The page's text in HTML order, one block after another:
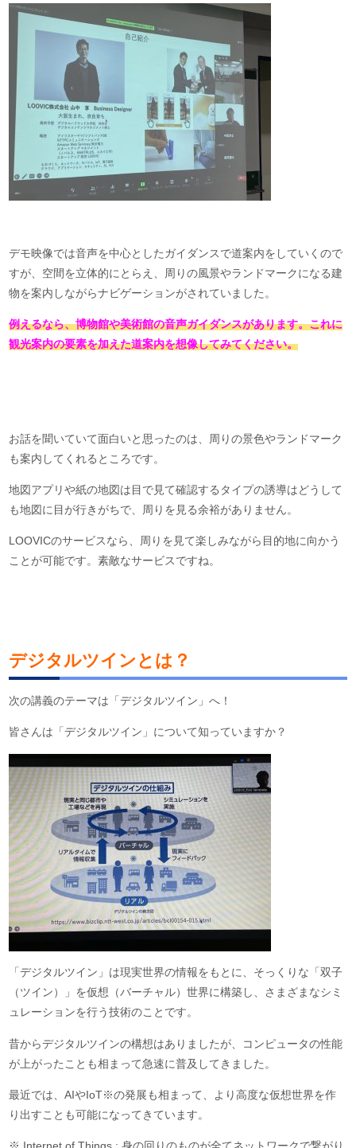
デモ映像では音声を中心としたガイダンスで道案内をしていくので
すが、空間を立体的にとらえ、周りの風景やランドマークになる建
物を案内しながらナビゲーションがされていました。
例えるなら、博物館や美術館の音声ガイダンスがあります。これに
観光案内の要素を加えた道案内を想像してみてください。
お話を聞いていて面白いと思ったのは、周りの景色やランドマーク
も案内してくれるところです。
地図アプリや紙の地図は目で見て確認するタイプの誘導はどうして
も地図に目が行きがちで、周りを見る余裕がありません。
LOOVICのサービスなら、周りを見て楽しみながら目的地に向かう
ことが可能です。素敵なサービスですね。
デジタルツインとは？
次の講義のテーマは「デジタルツイン」へ！
皆さんは「デジタルツイン」について知っていますか？
「デジタルツイン」は現実世界の情報をもとに、そっくりな「双子
（ツイン）」を仮想（バーチャル）世界に構築し、さまざまなシミ
ュレーションを行う技術のことです。
昔からデジタルツインの構想はありましたが、コンピュータの性能
が上がったことも相まって急速に普及してきました。
最近では、AIやIoT※の発展も相まって、より高度な仮想世界を作
り出すことも可能になってきています。